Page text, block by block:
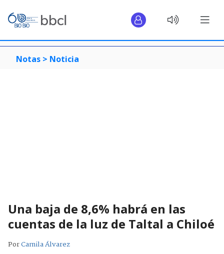
Notas > Noticia
Una baja de 8,6% habrá en las
cuentas de la luz de Taltal a Chiloé
PorCamila Álvarez